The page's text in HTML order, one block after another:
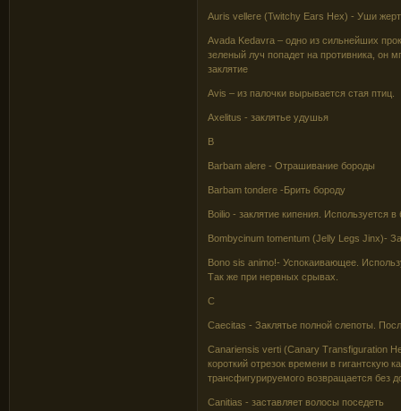
Auris vellere (Twitchy Ears Hex) - Уши
Avada Kedavra – одно из сильнейших
зеленый луч попадет на противника, он
заклятие
Avis – из палочки вырывается стая птиц.
Axelitus - заклятье удушья
B
Barbam alere - Отрашивание бороды
Barbam tondere -Брить бороду
Boilio - заклятие кипения. Используется
Bombycinum tomentum (Jelly Legs Jinx)-
Bono sis animo!- Успокаивающее.
Так же при нервных срывах.
C
Caecitas - Заклятье полной слепоты.
Сanariensis verti (Canary Transfiguration
короткий отрезок времени в гигантскую
трансфигурируемого возвращается без
Canitias - заставляет волосы поседеть